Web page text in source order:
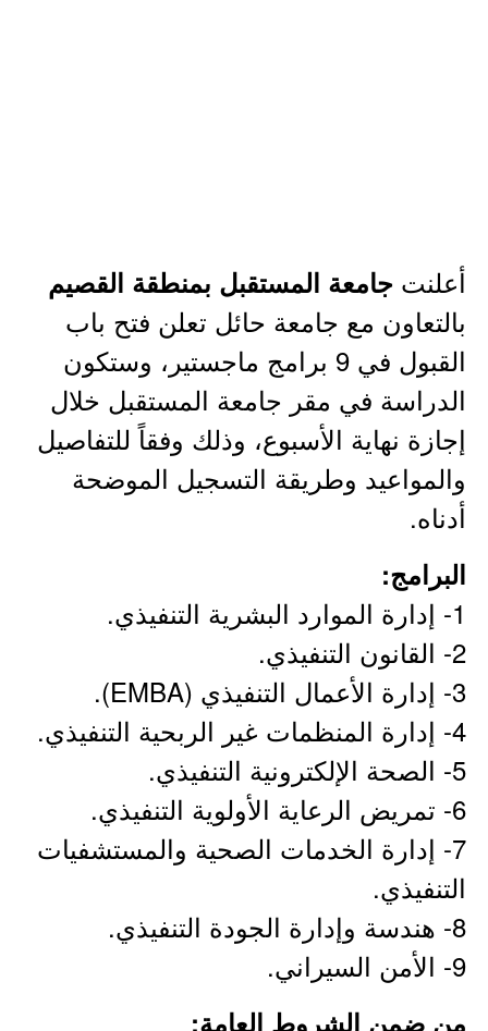
أعلنت جامعة المستقبل بمنطقة القصيم
بالتعاون مع جامعة حائل تعلن فتح باب
القبول في 9 برامج ماجستير، وستكون
الدراسة في مقر جامعة المستقبل خلال
إجازة نهاية الأسبوع، وذلك وفقاً للتفاصيل
والمواعيد وطريقة التسجيل الموضحة
أدناه.
البرامج:
1- إدارة الموارد البشرية التنفيذي.
2- القانون التنفيذي.
3- إدارة الأعمال التنفيذي (EMBA).
4- إدارة المنظمات غير الربحية التنفيذي.
5- الصحة الإلكترونية التنفيذي.
6- تمريض الرعاية الأولوية التنفيذي.
7- إدارة الخدمات الصحية والمستشفيات
التنفيذي.
8- هندسة وإدارة الجودة التنفيذي.
9- الأمن السيراني.
من ضمن الشروط العامة: